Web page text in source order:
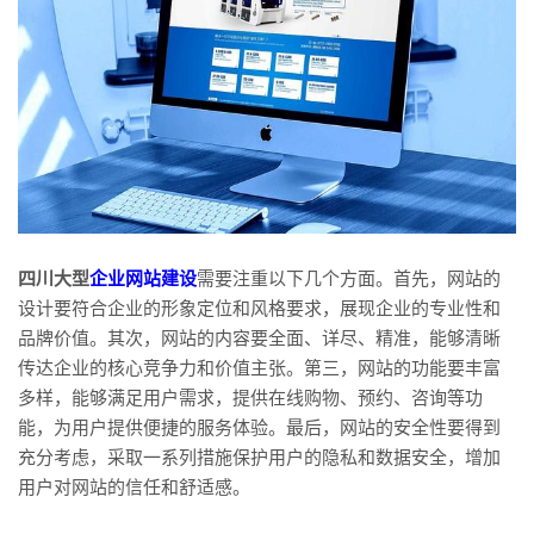
四川大型企业网站建设需要注重以下几个方面。首先，网站的
设计要符合企业的形象定位和风格要求，展现企业的专业性和
品牌价值。其次，网站的内容要全面、详尽、精准，能够清晰
传达企业的核心竞争力和价值主张。第三，网站的功能要丰富
多样，能够满足用户需求，提供在线购物、预约、咨询等功
能，为用户提供便捷的服务体验。最后，网站的安全性要得到
充分考虑，采取一系列措施保护用户的隐私和数据安全，增加
用户对网站的信任和舒适感。